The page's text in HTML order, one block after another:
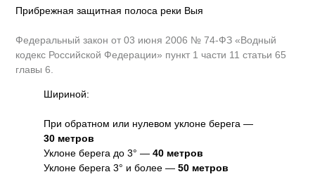
Прибрежная защитная полоса реки Выя
Федеральный закон от 03 июня 2006 № 74-ФЗ «Водный
кодекс Российской Федерации» пункт 1 части 11 статьи 65
главы 6.
Шириной:
При обратном или нулевом уклоне берега —
30 метров
Уклоне берега до 3° —40 метров
Уклоне берега 3° и более —50 метров